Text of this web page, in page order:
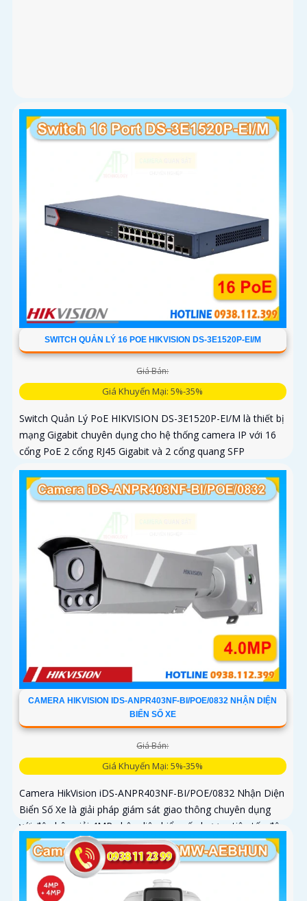
SWITCH QUẢN LÝ 16 POE HIKVISION DS-3E1520P-EI/M
Giá Bán:
Giá Khuyến Mại: 5%-35%
Switch Quản Lý PoE HIKVISION DS-3E1520P-EI/M là thiết bị
mạng Gigabit chuyên dụng cho hệ thống camera IP với 16
cổng PoE 2 cổng RJ45 Gigabit và 2 cổng quang SFP
CAMERA HIKVISION IDS-ANPR403NF-BI/POE/0832 NHẬN DIỆN
BIỂN SỐ XE
Giá Bán:
Giá Khuyến Mại: 5%-35%
Camera HikVision iDS-ANPR403NF-BI/POE/0832 Nhận Diện
Biển Số Xe là giải pháp giám sát giao thông chuyên dụng
với độ phân giải 4MP nhận diện biển số phương tiện tốc độ
từ 5 đến 120km/h cảm biến 1/1